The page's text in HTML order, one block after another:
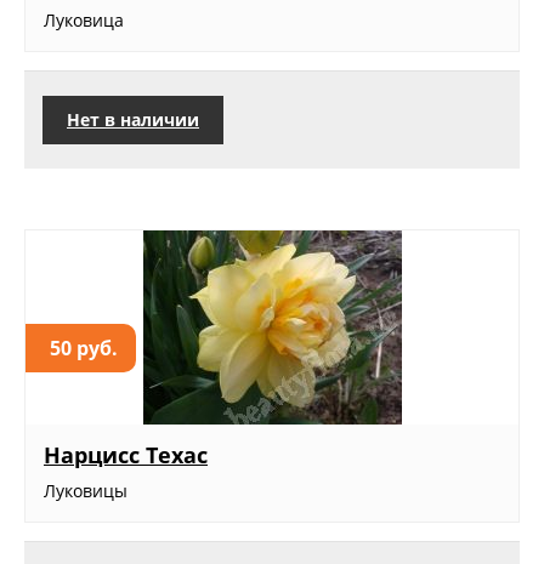
Луковица
Нет в наличии
50 руб.
Нарцисс Техас
Луковицы